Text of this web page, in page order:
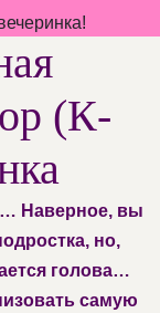
(К-
Наверное, вы
но,
голова…
самую